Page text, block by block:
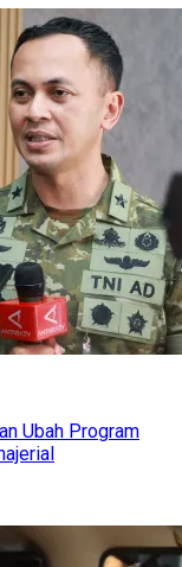
Ubah Program